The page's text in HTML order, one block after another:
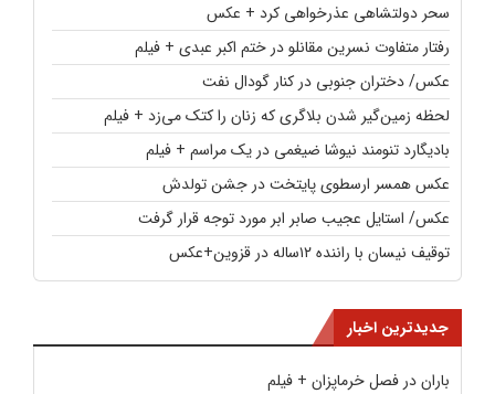
سحر دولتشاهی عذرخواهی کرد + عکس
رفتار متفاوت نسرین مقانلو در ختم اکبر عبدی + فیلم
عکس/ دختران جنوبی در کنار گودال نفت
لحظه زمین‌گیر شدن بلاگری که زنان را کتک می‌زد + فیلم
بادیگارد تنومند نیوشا ضیغمی در یک مراسم + فیلم
عکس همسر ارسطوی پایتخت در جشن تولدش
عکس/ استایل عجیب صابر ابر مورد توجه قرار گرفت
توقیف نیسان با راننده ۱۲ساله در قزوین+عکس
جدیدترین اخبار
باران در فصل خرماپزان + فیلم